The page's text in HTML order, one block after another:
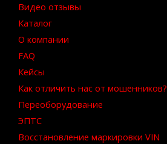
Видео отзывы
Каталог
О компании
FAQ
Кейсы
Как отличить нас от мошенников?
Переоборудование
ЭПТС
Восстановление маркировки VIN